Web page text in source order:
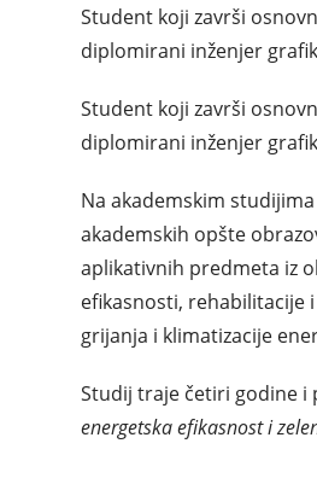
Student koji završi
diplomirani inženjer
Student koji završi
diplomirani inženjer
Na akademskim
akademskih opšte
aplikativnih predmeta iz
efikasnosti, rehabilitacije
grijanja i klimatizacije
Studij traje četiri godine i
energetska efikasnost i